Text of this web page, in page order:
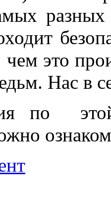
это
Нас в
по